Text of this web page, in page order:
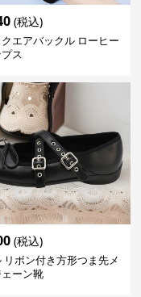
(税込)
エアバックル ローヒー
ス
(税込)
リボン付き方形つま先メ
ェーン靴